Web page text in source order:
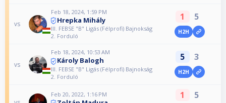
vs
Feb 18, 2024, 1:59 PM
Hrepka Mihály
III. FEBSE "B" Ligás (Félprofi) Bajnokság
2. Forduló
1 5
H2H
vs
Feb 18, 2024, 10:53 AM
Károly Balogh
III. FEBSE "B" Ligás (Félprofi) Bajnokság
2. Forduló
5 3
H2H
Feb 20, 2022, 1:16 PM 1 5